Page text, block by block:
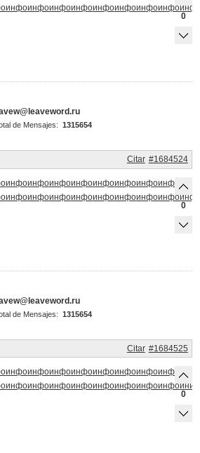
инфоинфоинфоинфоинфоинфоинфоинфо
0
de Mensajes: 1315654
#1684524
Citar
инфоинфоинфоинфоинфоинфоинфоинфо
инфоинфоинфоинфоинфоинфоинфоинфо
0
de Mensajes: 1315654
#1684525
Citar
инфоинфоинфоинфоинфоинфоинфоинфо
инфоинфоинфоинфоинфоинфоинфоинфоинйо
0